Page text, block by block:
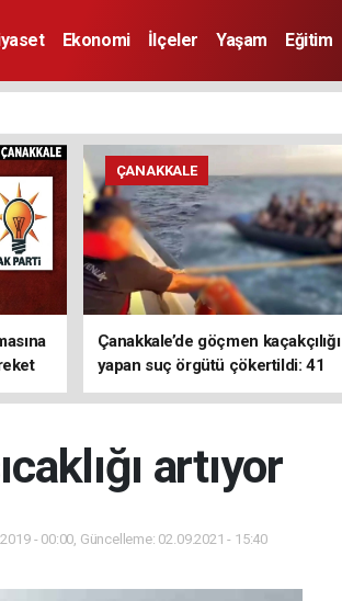
Ekonomi İlçeler Yaşam Eğitim
ÇANAKKALE
Çanakkale’de göçmen kaçakçılığı
yapan suç örgütü çökertildi: 41
tutuklama
artıyor
- 00:00, Güncelleme: 02.09.2021 - 15:40